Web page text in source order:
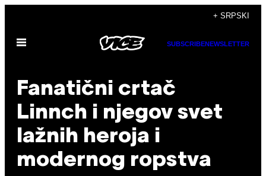
садржај
+ SRPSKI
Otvori
SUBSCRIBENEWSLETTER
Fanatični crtač
Linnch i njegov svet
lažnih heroja i
modernog ropstva